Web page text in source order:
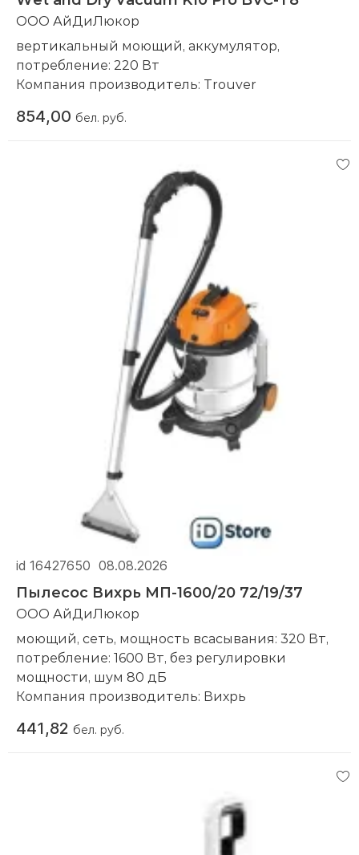
ООО АйДиЛюкор
вертикальный моющий, аккумулятор,
потребление: 220 Вт
Компания производитель: Trouver
854,00 бел. руб.
id 16427650 08.08.2026
Пылесос Вихрь МП-1600/20 72/19/37
ООО АйДиЛюкор
моющий, сеть, мощность всасывания: 320 Вт,
потребление: 1600 Вт, без регулировки
мощности, шум 80 дБ
Компания производитель: Вихрь
441,82 бел. руб.